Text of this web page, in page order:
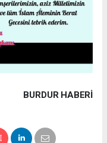
BURDUR HABERİ